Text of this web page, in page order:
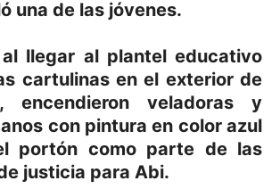
una de las jóvenes.
al llegar al plantel educativo
cartulinas en el exterior de
encendieron veladoras y
con pintura en color azul
portón como parte de las
justicia para Abi.